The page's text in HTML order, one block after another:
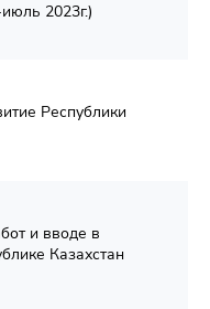
2023г.)
Республики
и вводе в
Казахстан